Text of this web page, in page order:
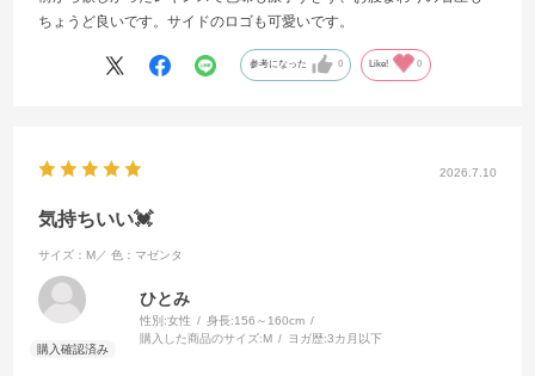
ちょうど良いです。サイドのロゴも可愛いです。
参考になった 0 Like! 0
2026.7.10
気持ちいい💓
サイズ：M／ 色：マゼンタ
ひとみ
性別:女性 身長:156～160cm
購入した商品のサイズ:M ヨガ歴:3カ月以下